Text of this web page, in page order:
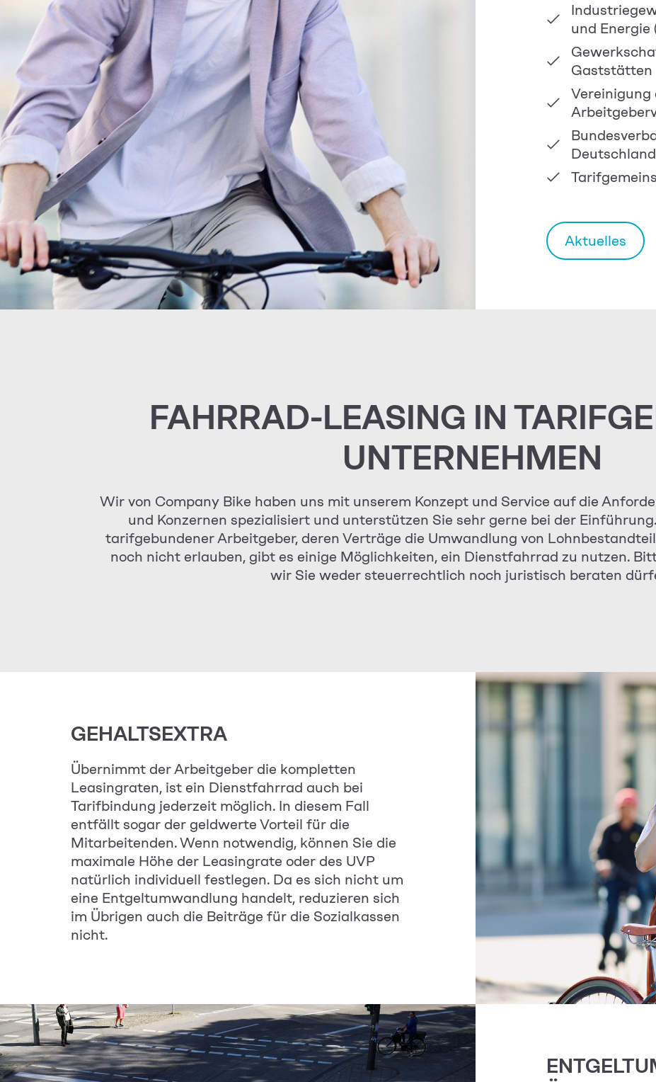
und Energie
Gaststätten
Vereinigung
Aktuelles
FAHRRAD-LEASING IN
UNTERNEHMEN
Wir von Company Bike haben uns mit unserem Konzept und Service auf die
und Konzernen spezialisiert und unterstützen Sie sehr gerne bei der
tarifgebundener Arbeitgeber, deren Verträge die Umwandlung von
noch nicht erlauben, gibt es einige Möglichkeiten, ein Dienstfahrrad zu nutzen.
wir Sie weder steuerrechtlich noch juristisch beraten
GEHALTSEXTRA
Übernimmt der Arbeitgeber die kompletten
Leasingraten, ist ein Dienstfahrrad auch bei
Tarifbindung jederzeit möglich. In diesem Fall
entfällt sogar der geldwerte Vorteil für die
Mitarbeitenden. Wenn notwendig, können Sie die
maximale Höhe der Leasingrate oder des UVP
natürlich individuell festlegen. Da es sich nicht um
eine Entgeltumwandlung handelt, reduzieren sich
im Übrigen auch die Beiträge für die Sozialkassen
nicht.